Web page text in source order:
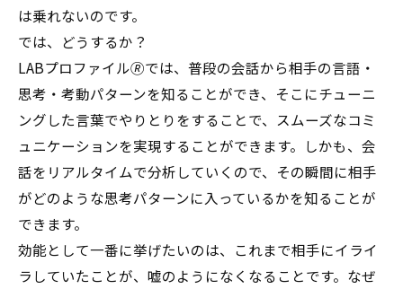
は乗れないのです。
では、どうするか？
LABプロファイル🄬では、普段の会話から相手の言語・
思考・考動パターンを知ることができ、そこにチューニ
ングした言葉でやりとりをすることで、スムーズなコミ
ュニケーションを実現することができます。しかも、会
話をリアルタイムで分析していくので、その瞬間に相手
がどのような思考パターンに入っているかを知ることが
できます。
効能として一番に挙げたいのは、これまで相手にイライ
ラしていたことが、嘘のようになくなることです。なぜ